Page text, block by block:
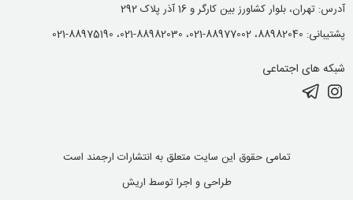
آدرس: تهران، بلوار کشاورز بین کارگر و 16 آذر پلاک 292
پشتیبانی: 88982040، 88977002-021، 88982030-021، 88975190-021
شبکه های اجتماعی
تمامی حقوق این سایت متعلق به انتشارات ارجمند است
طراحی و اجرا توسط اریش